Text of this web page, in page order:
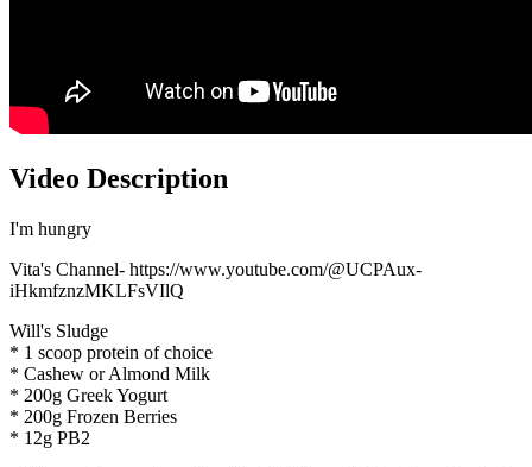
Video Description
I'm hungry
Vita's Channel- https://www.youtube.com/@UCPAux-
iHkmfznzMKLFsVIlQ
Will's Sludge
* 1 scoop protein of choice
* Cashew or Almond Milk
* 200g Greek Yogurt
* 200g Frozen Berries
* 12g PB2